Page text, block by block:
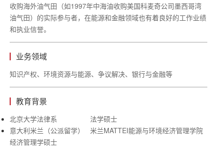
收购海外油气田（如1997年中海油收购美国科麦奇公司墨西哥湾
油气田）的实际参与者，在能源和金融领域也有着良好的工作业绩
和执业信誉。
业务领域
知识产权、环境资源与能源、争议解决、银行与金融等
教育背景
北京大学法律系 法学硕士
意大利米兰（公派留学） 米兰MATTEI能源与环境经济管理学院
经济管理学硕士